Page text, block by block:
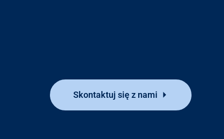
Skontaktuj się z nami